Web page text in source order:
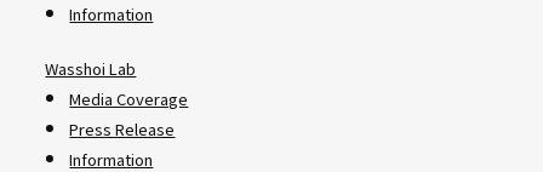
Information
Wasshoi Lab
Media Coverage
Press Release
Information